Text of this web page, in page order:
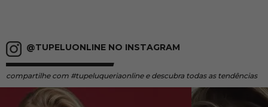
@TUPELUONLINE NO INSTAGRAM
compartilhe com #tupeluqueriaonline e descubra todas as tendências